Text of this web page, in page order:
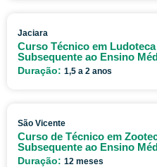
Jaciara
Curso Técnico em Ludoteca
Subsequente ao Ensino
Duração: 1,5 a 2 anos
São Vicente
Curso de Técnico em
Subsequente ao Ensino
Duração: 12 meses